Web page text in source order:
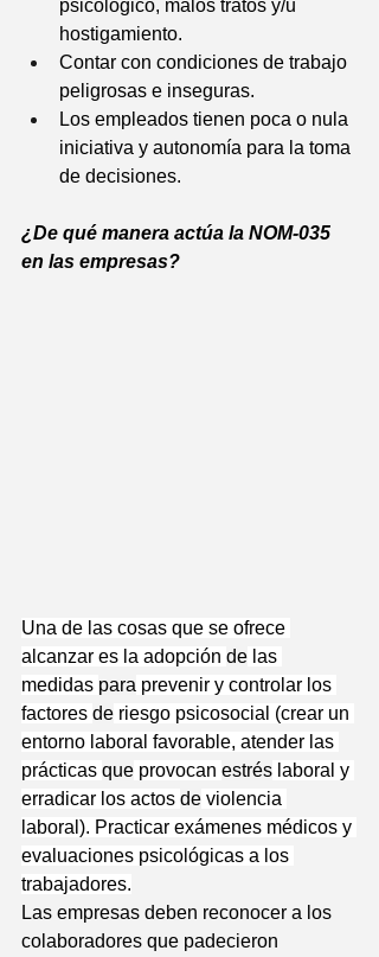
psicológico, malos tratos y/u
hostigamiento.
Contar con condiciones de trabajo
peligrosas e inseguras.
Los empleados tienen poca o nula
iniciativa y autonomía para la toma
de decisiones.
¿De qué manera actúa la NOM-035
en las empresas?
Una de las cosas que se ofrece
alcanzar es la adopción de las
medidas para prevenir y controlar los
factores de riesgo psicosocial (crear un
entorno laboral favorable, atender las
prácticas que provocan estrés laboral y
erradicar los actos de violencia
laboral). Practicar exámenes médicos y
evaluaciones psicológicas a los
trabajadores.
Las empresas deben reconocer a los
colaboradores que padecieron